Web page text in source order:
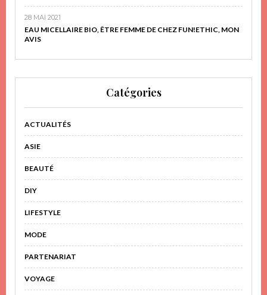
28 MAI 2021
EAU MICELLAIRE BIO, ÊTRE FEMME DE CHEZ FUN!ETHIC, MON
AVIS
Catégories
ACTUALITÉS
ASIE
BEAUTÉ
DIY
LIFESTYLE
MODE
PARTENARIAT
VOYAGE